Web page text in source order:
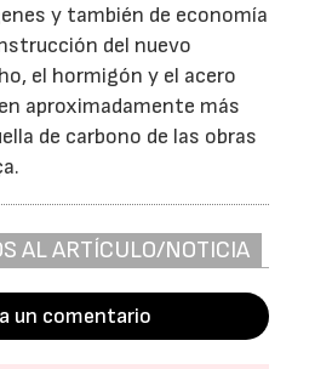
y también de economía
del nuevo
el hormigón y el acero
aproximadamente más
de carbono de las obras
AL ARTÍCULO/NOTICIA
un comentario